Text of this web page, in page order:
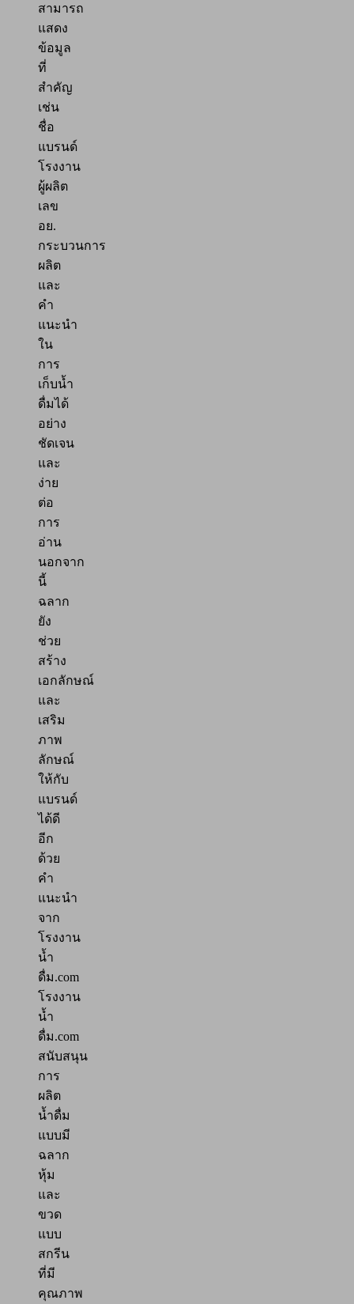
สามารถ
แสดง
ข้อมูล
ที่
สำคัญ
เช่น
ชื่อ
แบรนด์
โรงงาน
ผู้ผลิต
เลข
อย.
กระบวนการ
ผลิต
และ
คำ
แนะนำ
ใน
การ
เก็บน้ำ
ดื่มได้
อย่าง
ชัดเจน
และ
ง่าย
ต่อ
การ
อ่าน
นอกจาก
นี้
ฉลาก
ยัง
ช่วย
สร้าง
เอกลักษณ์
และ
เสริม
ภาพ
ลักษณ์
ให้กับ
แบรนด์
ได้ดี
อีก
ด้วย
คำ
แนะนำ
จาก
โรงงาน
น้ำ
ดื่ม.com
โรงงาน
น้ำ
ดื่ม.com
สนับสนุน
การ
ผลิต
น้ำดื่ม
แบบมี
ฉลาก
หุ้ม
และ
ขวด
แบบ
สกรีน
ที่มี
คุณภาพ